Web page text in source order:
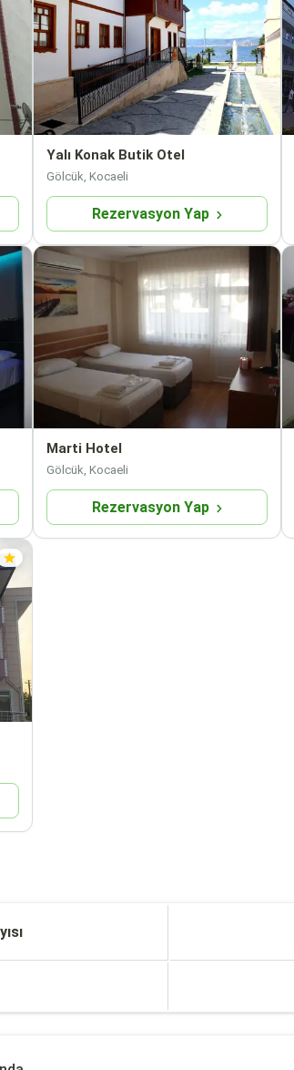
Yalı Konak Butik Otel
Gölcük, Kocaeli
Rezervasyon Yap
Marti Hotel
Gölcük, Kocaeli
Rezervasyon Yap